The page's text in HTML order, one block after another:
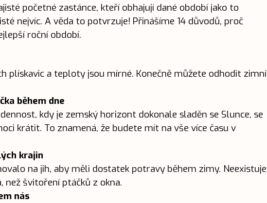
početné zastánce, kteří obhajují dané období jako to
nejvíc. A věda to potvrzuje! Přinášíme 14 důvodů, proč
roční období.
plískavic a teploty jsou mírné. Konečně můžete odhodit zimní
během dne
kdy je zemský horizont dokonale sladěn se Slunce, se
krátit. To znamená, že budete mít na vše více času v
krajin
na jih, aby měli dostatek potravy během zimy. Neexistuje
než švitoření ptáčků z okna.
nás